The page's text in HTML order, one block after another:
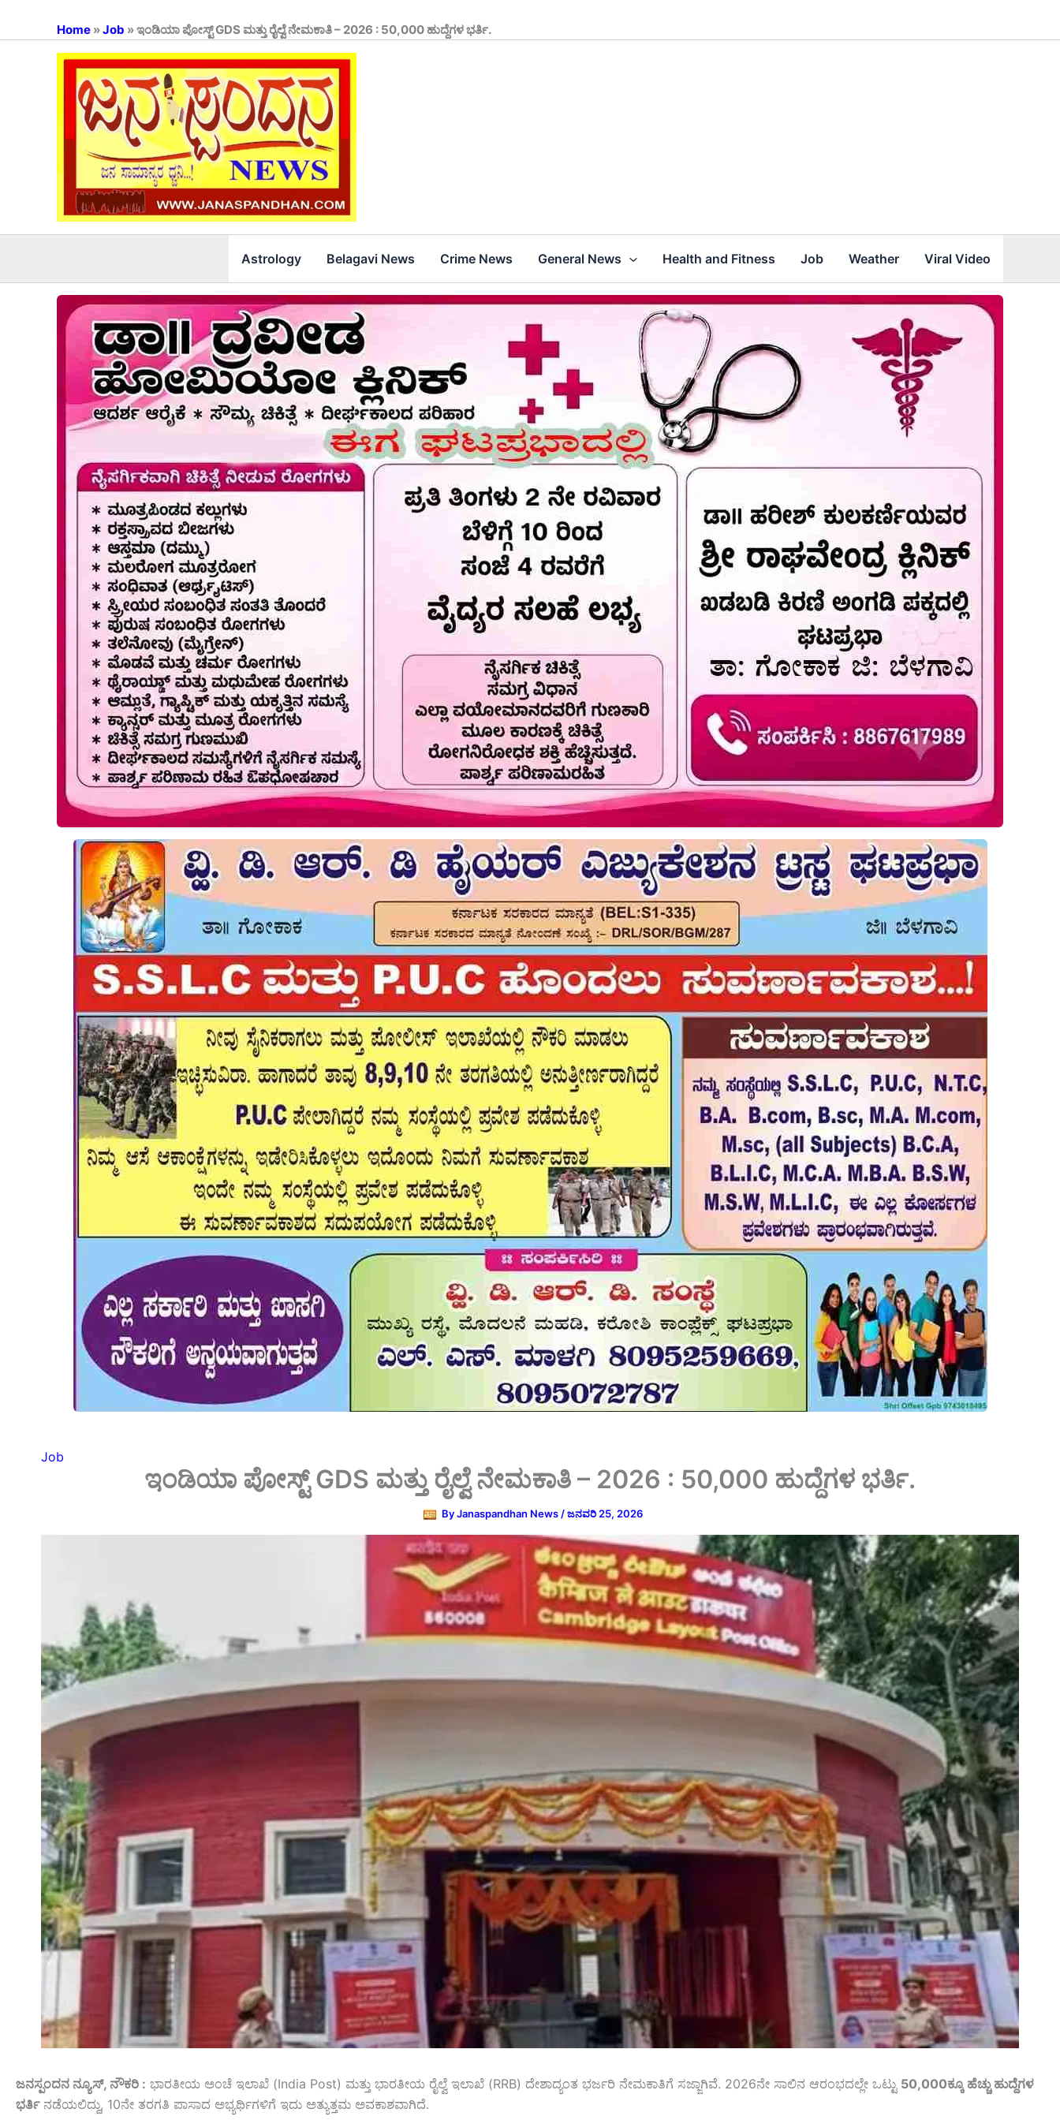
Home »Job »ಇಂಡಿಯಾ ಪೋಸ್ಟ್ GDS ಮತ್ತು ರೈಲ್ವೆ ನೇಮಕಾತಿ – 2026 : 50,000 ಹುದ್ದೆಗಳ ಭರ್ತಿ.
Astrology Belagavi News Crime News General News Health and Fitness Job Weather Viral Video
Job
ಇಂಡಿಯಾ ಪೋಸ್ಟ್ GDS ಮತ್ತು ರೈಲ್ವೆ ನೇಮಕಾತಿ – 2026 : 50,000 ಹುದ್ದೆಗಳ ಭರ್ತಿ.
ByJanaspandhan News/ಜನವರಿ 25, 2026
ಜನಸ್ಪಂದನ ನ್ಯೂಸ್‌, ನೌಕರಿ : ಭಾರತೀಯ ಅಂಚೆ ಇಲಾಖೆ (India Post) ಮತ್ತು ಭಾರತೀಯ ರೈಲ್ವೆ ಇಲಾಖೆ (RRB) ದೇಶಾದ್ಯಂತ ಭರ್ಜರಿ ನೇಮಕಾತಿಗೆ ಸಜ್ಜಾಗಿವೆ. 2026ನೇ ಸಾಲಿನ ಆರಂಭದಲ್ಲೇ ಒಟ್ಟು 50,000ಕ್ಕೂ ಹೆಚ್ಚು ಹುದ್ದೆಗಳ
ಭರ್ತಿನಡೆಯಲಿದ್ದು, 10ನೇ ತರಗತಿ ಪಾಸಾದ ಅಭ್ಯರ್ಥಿಗಳಿಗೆ ಇದು ಅತ್ಯುತ್ತಮ ಅವಕಾಶವಾಗಿದೆ.